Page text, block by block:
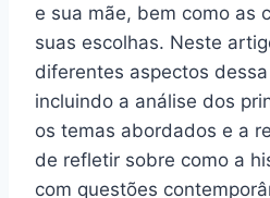
e sua mãe, bem como as
suas escolhas. Neste
diferentes aspectos
incluindo a análise dos
os temas abordados e a
de refletir sobre como a
com questões